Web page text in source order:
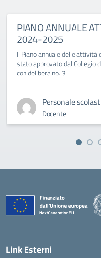
PIANO ANNUALE
2024-2025
Il Piano annuale delle
stato approvato dal Collegio
con delibera no. 3
Personale
Docente
Link Esterni